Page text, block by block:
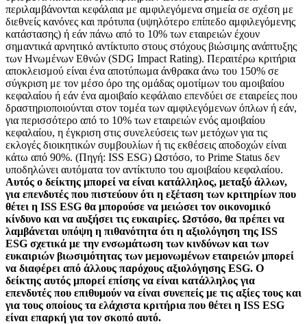
περιλαμβάνονται κεφάλαια με αμφιλεγόμενα σημεία σε σχέση με
διεθνείς κανόνες και πρότυπα (υψηλότερο επίπεδο αμφιλεγόμενης
κατάστασης) ή εάν πάνω από το 10% των εταιρειών έχουν
σημαντικά αρνητικό αντίκτυπο στους στόχους βιώσιμης ανάπτυξης
των Ηνωμένων Εθνών (SDG Impact Rating). Περαιτέρω κριτήρια
αποκλεισμού είναι ένα αποτύπωμα άνθρακα άνω του 150% σε
σύγκριση με τον μέσο όρο της ομάδας ομοτίμων του αμοιβαίου
κεφαλαίου ή εάν ένα αμοιβαίο κεφάλαιο επενδύει σε εταιρείες που
δραστηριοποιούνται στον τομέα των αμφιλεγόμενων όπλων ή εάν,
για περισσότερο από το 10% των εταιρειών ενός αμοιβαίου
κεφαλαίου, η έγκριση στις συνελεύσεις των μετόχων για τις
εκλογές διοικητικών συμβουλίων ή τις εκθέσεις αποδοχών είναι
κάτω από 90%. (Πηγή: ISS ESG) Ωστόσο, το Prime Status δεν
υποδηλώνει αυτόματα τον αντίκτυπο του αμοιβαίου κεφαλαίου.
Αυτός ο δείκτης μπορεί να είναι κατάλληλος, μεταξύ άλλων,
για επενδυτές που πιστεύουν ότι η εξέταση των κριτηρίων που
θέτει η ISS ESG θα μπορούσε να μειώσει τον οικονομικό
κίνδυνο και να αυξήσει τις ευκαιρίες. Ωστόσο, θα πρέπει να
λαμβάνεται υπόψη η πιθανότητα ότι η αξιολόγηση της ISS
ESG σχετικά με την ενσωμάτωση των κινδύνων και των
ευκαιριών βιωσιμότητας των μεμονωμένων εταιρειών μπορεί
να διαφέρει από άλλους παρόχους αξιολόγησης ESG. Ο
δείκτης αυτός μπορεί επίσης να είναι κατάλληλος για
επενδυτές που επιθυμούν να είναι συνεπείς με τις αξίες τους και
για τους οποίους τα ελάχιστα κριτήρια που θέτει η ISS ESG
είναι επαρκή για τον σκοπό αυτό.